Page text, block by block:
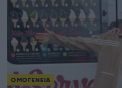
ΟΜΟΓΕΝΕΙΑ